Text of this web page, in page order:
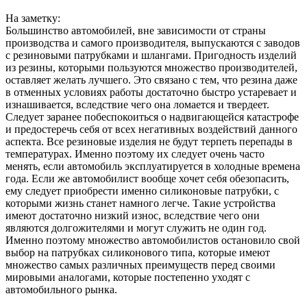
На заметку:
Большинство автомобилей, вне зависимости от страны
производства и самого производителя, выпускаются с заводов
с резиновыми патрубками и шлангами. Пригодность изделий
из резины, которыми пользуются множество производителей,
оставляет желать лучшего. Это связано с тем, что резина даже
в отменных условиях работы достаточно быстро устаревает и
изнашивается, вследствие чего она ломается и твердеет.
Следует заранее побеспокоиться о надвигающейся катастрофе
и предостеречь себя от всех негативных воздействий данного
аспекта. Все резиновые изделия не будут терпеть перепады в
температурах. Именно поэтому их следует очень часто
менять, если автомобиль эксплуатируется в холодные времена
года. Если же автомобилист вообще хочет себя обезопасить,
ему следует приобрести именно силиконовые патрубки, с
которыми жизнь станет намного легче. Такие устройства
имеют достаточно низкий износ, вследствие чего они
являются долгожителями и могут служить не один год.
Именно поэтому множество автомобилистов остановило свой
выбор на патрубках силиконового типа, которые имеют
множество самых различных преимуществ перед своими
мировыми аналогами, которые постепенно уходят с
автомобильного рынка.